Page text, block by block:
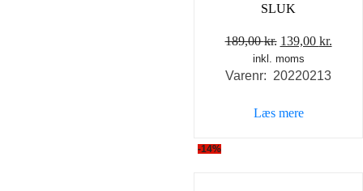
SLUK
189,00kr. Den
oprindelige
pris
189,00 kr..
139,00 kr.
pris
inkl. moms
Varenr: 20220213
Læs mere
-14%